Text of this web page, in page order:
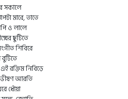
সকালে
মারে, তাতে
ও লালে
ছুটিতে
শিবিরে
রক্তিম নিবিড়ে
ভীষণ আরতি
ধোঁয়া